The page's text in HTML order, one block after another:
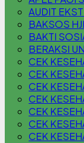
AUDIT
BAKSOS
BAKTI
BERAKSI
CEK
CEK
CEK
CEK
CEK
CEK
CEK